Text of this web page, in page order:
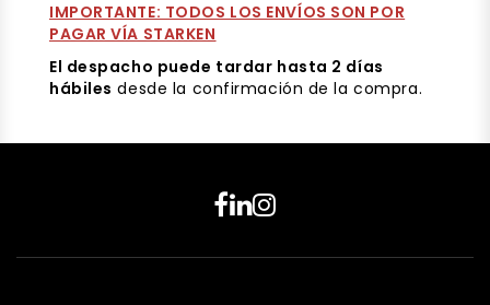
IMPORTANTE: TODOS LOS ENVÍOS SON POR
PAGAR VÍA STARKEN
El despacho puede tardar hasta 2 días
hábiles desde la confirmación de la compra.